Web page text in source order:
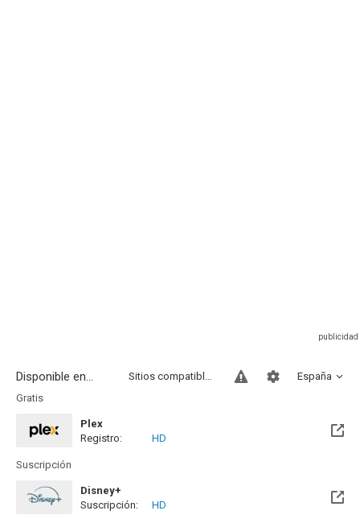
Disponible en... España
Sitios compatibles
Gratis
Plex
Registro:
HD
Suscripción
Disney+
Suscripción:
HD